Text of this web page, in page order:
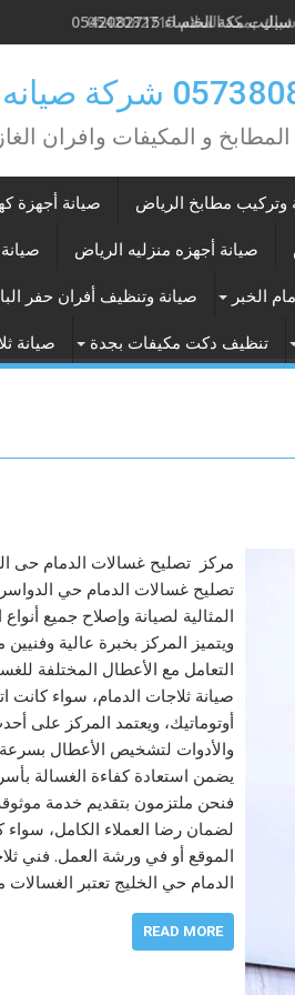
السلام 0542082715
شركة صيانه مكيفات
و المكيفات وافران
وتركيب مطابخ الرياض صيانة أجهزة
صيانة أجهزه منزليه الرياض
الخبر صيانة وتنظيف أفران حفر
تنظيف دكت مكيفات بجدة صيانة
مركز تصليح غسالات الدمام حى
تصليح غسالات الدمام حي
المثالية لصيانة وإصلاح جميع
ويتميز المركز بخبرة عالية
التعامل مع الأعطال المختلفة
صيانة ثلاجات الدمام، سواء كانت
أوتوماتيك، ويعتمد المركز على
والأدوات لتشخيص الأعطال
يضمن استعادة كفاءة الغسالة
فنحن ملتزمون بتقديم خدمة
لضمان رضا العملاء الكامل، سواء
الموقع أو في ورشة العمل. فني
الدمام حي الخليج تعتبر
READ MORE